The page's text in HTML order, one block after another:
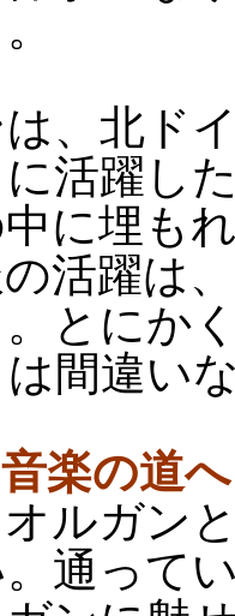
、北ド
活躍し
に埋も
活躍は
とにか
間違い
楽の道へ
ルガン
通って